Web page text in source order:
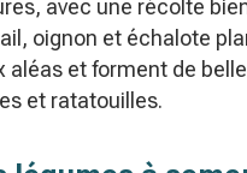
avec une récolte
oignon et échalote
aléas et forment de
et ratatouilles.